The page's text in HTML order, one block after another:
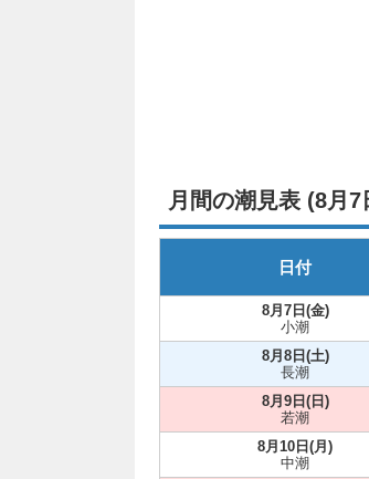
月間の潮見表 (8月7
日付
8月7日(金)
小潮
8月8日(土)
長潮
8月9日(日)
若潮
8月10日(月)
中潮